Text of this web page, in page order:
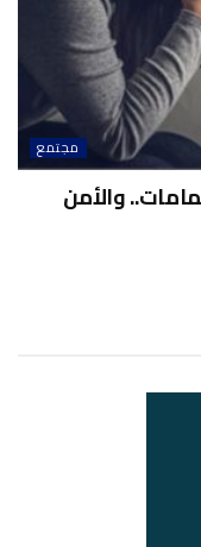
مجتمع
والأمن